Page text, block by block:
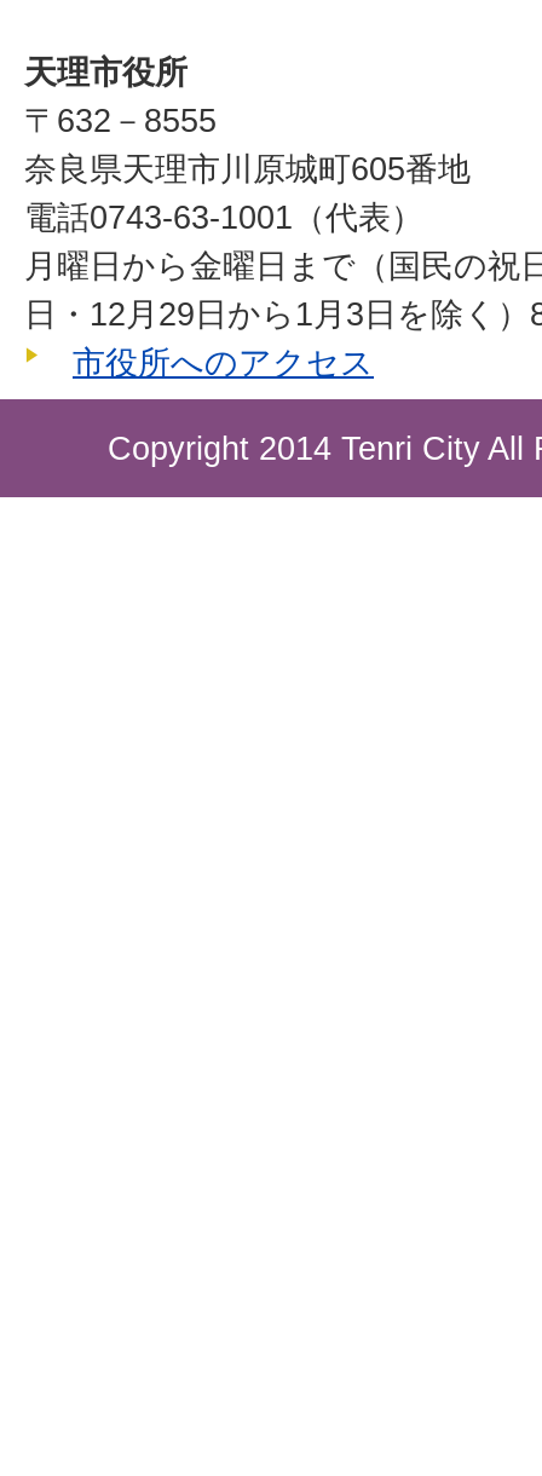
天理市役所
〒632－8555
奈良県天理市川原城町605番地
電話0743-63-1001（代表）
月曜日から金曜日まで（国民の祝
日・12月29日から1月3日を除く
市役所へのアクセス
Copyright 2014 Tenri City All